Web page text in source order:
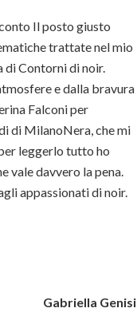
Il posto giusto
trattate nel mio
di Contorni di noir.
e dalla bravura
Falconi per
di MilanoNera, che mi
leggerlo tutto ho
vale davvero la pena.
appassionati di noir.
Gabriella Genisi